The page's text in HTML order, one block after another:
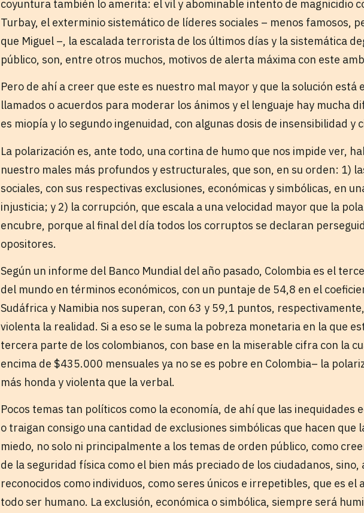
coyuntura también lo amerita: el vil y abominable intento de magnicidio
Turbay, el exterminio sistemático de líderes sociales – menos famosos,
que Miguel –, la escalada terrorista de los últimos días y la sistemática
público, son, entre otros muchos, motivos de alerta máxima con este
Pero de ahí a creer que este es nuestro mal mayor y que la solución está
llamados o acuerdos para moderar los ánimos y el lenguaje hay mucha
es miopía y lo segundo ingenuidad, con algunas dosis de insensibilidad y
La polarización es, ante todo, una cortina de humo que nos impide ver,
nuestro males más profundos y estructurales, que son, en su orden: 1)
sociales, con sus respectivas exclusiones, económicas y simbólicas, en
injusticia; y 2) la corrupción, que escala a una velocidad mayor que la
encubre, porque al final del día todos los corruptos se declaran
opositores.
Según un informe del Banco Mundial del año pasado, Colombia es el
del mundo en términos económicos, con un puntaje de 54,8 en el
Sudáfrica y Namibia nos superan, con 63 y 59,1 puntos,
violenta la realidad. Si a eso se le suma la pobreza monetaria en la que
tercera parte de los colombianos, con base en la miserable cifra con la
encima de $435.000 mensuales ya no se es pobre en Colombia– la
más honda y violenta que la verbal.
Pocos temas tan políticos como la economía, de ahí que las inequidades
o traigan consigo una cantidad de exclusiones simbólicas que hacen que
miedo, no solo ni principalmente a los temas de orden público, como
de la seguridad física como el bien más preciado de los ciudadanos,
reconocidos como individuos, como seres únicos e irrepetibles, que es el
todo ser humano. La exclusión, económica o simbólica, siempre será